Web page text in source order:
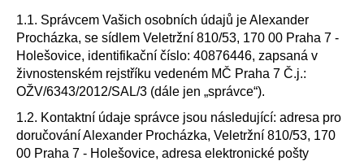
1.1. Správcem Vašich osobních údajů je Alexander
Procházka, se sídlem Veletržní 810/53, 170 00 Praha 7 -
Holešovice, identifikační číslo: 40876446, zapsaná v
živnostenském rejstříku vedeném MČ Praha 7 Č.j.:
OŽV/6343/2012/SAL/3 (dále jen „správce“).
1.2. Kontaktní údaje správce jsou následující: adresa pro
doručování Alexander Procházka, Veletržní 810/53, 170
00 Praha 7 - Holešovice, adresa elektronické pošty
e
n
a
j
í
t
?